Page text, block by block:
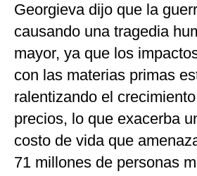
Georgieva dijo que la
causando una tragedia
mayor, ya que los
con las materias primas
ralentizando el
precios, lo que exacerba
costo de vida que
71 millones de personas